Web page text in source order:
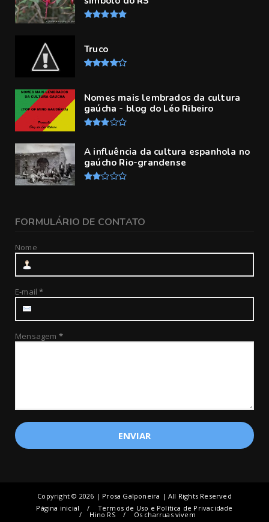
Truco
Nomes mais lembrados da cultura
gaúcha - blog do Léo Ribeiro
A influência da cultura espanhola no
gaúcho Rio-grandense
FORMULÁRIO DE CONTATO
Nome
E-mail*
Mensagem *
Copyright © 2026 | Prosa Galponeira | All Rights Reserved
Página inicial
Termos de Uso e Política de Privacidade
Hino RS Os charruas vivem